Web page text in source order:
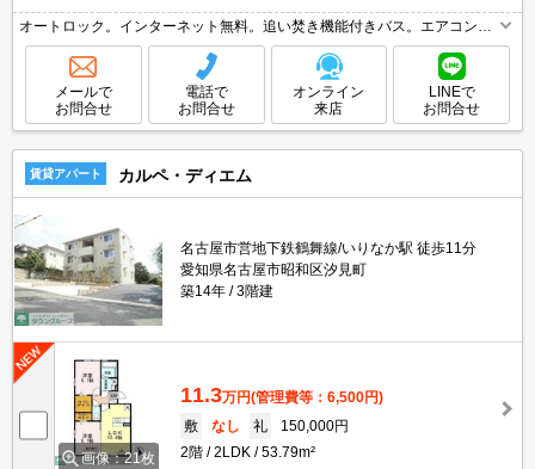
オートロック。インターネット無料。追い焚き機能付きバス。エアコン付
き。カウンター式システムキッチン。
メールで
お問合せ
電話で
お問合せ
オンライン
来店
LINEで
お問合せ
賃貸アパート カルペ・ディエム
名古屋市営地下鉄鶴舞線/いりなか駅 徒歩11分
愛知県名古屋市昭和区汐見町
築14年
3階建
画像：21枚
11.3万円(管理費等：6,500円)
敷
なし 礼
150,000円
2階
2LDK 53.79m²